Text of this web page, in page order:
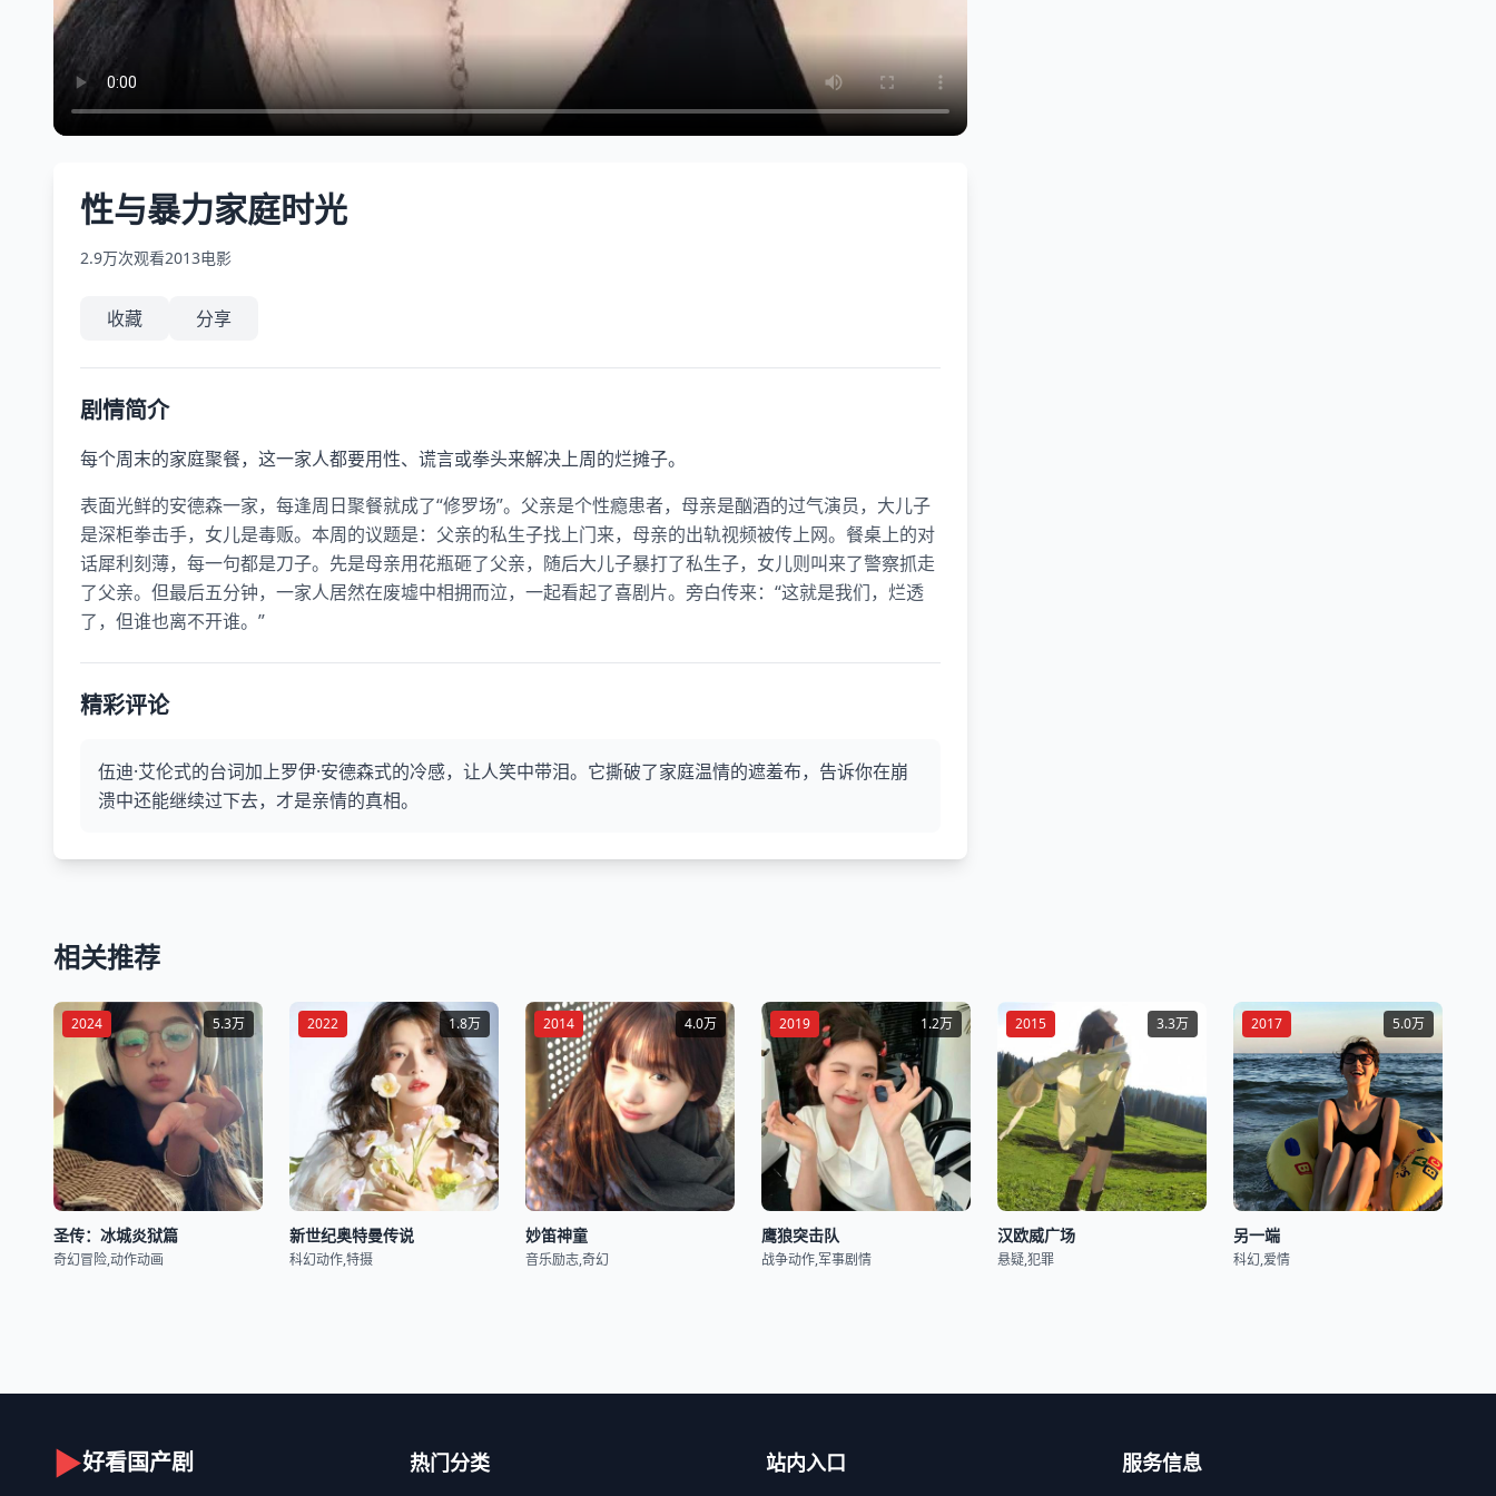
性与暴力家庭时光
2.9万次观看2013电影
收藏 分享
剧情简介
每个周末的家庭聚餐，这一家人都要用性、谎言或拳头来解决上周的烂摊子。
表面光鲜的安德森一家，每逢周日聚餐就成了“修罗场”。父亲是个性瘾患者，母亲是酗酒的过气演员，大儿子
是深柜拳击手，女儿是毒贩。本周的议题是：父亲的私生子找上门来，母亲的出轨视频被传上网。餐桌上的对
话犀利刻薄，每一句都是刀子。先是母亲用花瓶砸了父亲，随后大儿子暴打了私生子，女儿则叫来了警察抓走
了父亲。但最后五分钟，一家人居然在废墟中相拥而泣，一起看起了喜剧片。旁白传来：“这就是我们，烂透
了，但谁也离不开谁。”
精彩评论
伍迪·艾伦式的台词加上罗伊·安德森式的冷感，让人笑中带泪。它撕破了家庭温情的遮羞布，告诉你在崩
溃中还能继续过下去，才是亲情的真相。
相关推荐
2024 5.3万
圣传：冰城炎狱篇
奇幻冒险,动作动画
2022 1.8万
新世纪奥特曼传说
科幻动作,特摄
2014 4.0万
妙笛神童
音乐励志,奇幻
2019 1.2万
鹰狼突击队
战争动作,军事剧情
2015 3.3万
汉欧威广场
悬疑,犯罪
2017 5.0万
另一端
科幻,爱情
▶好看国产剧 热门分类 站内入口 服务信息